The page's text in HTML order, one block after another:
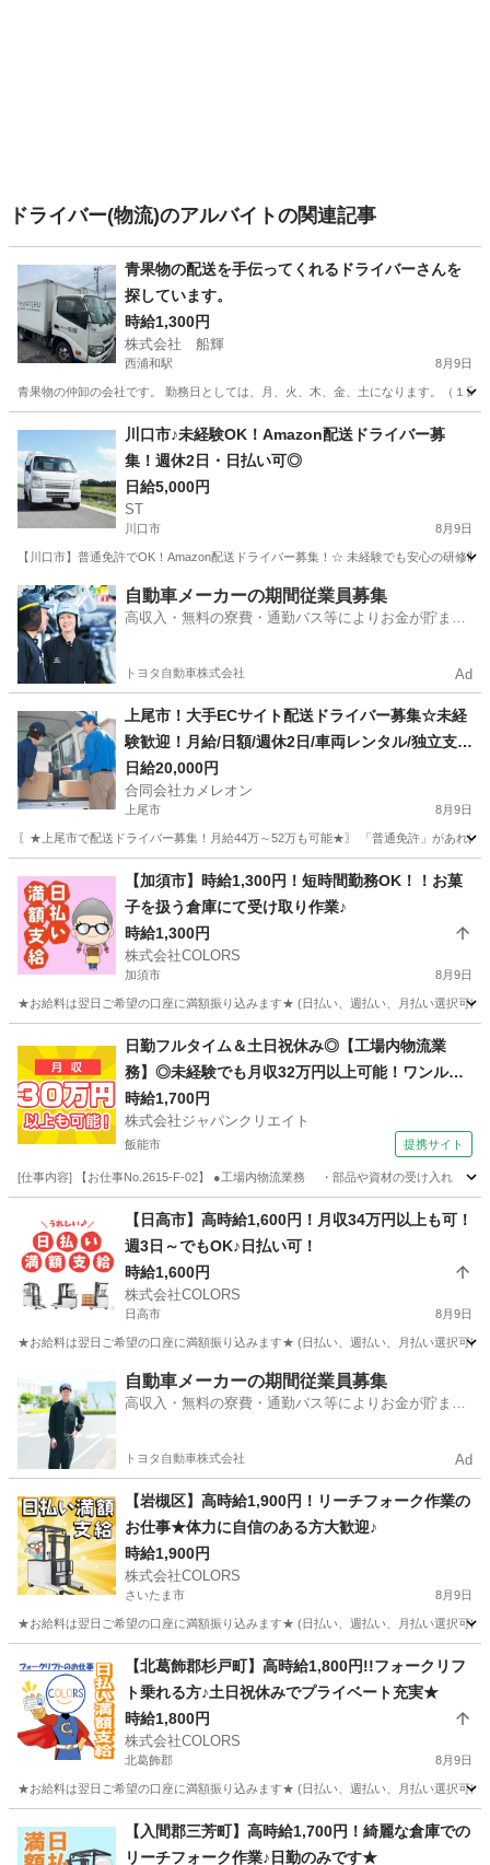
ドライバー(物流)のアルバイトの関連記事
青果物の配送を手伝ってくれるドライバーさんを
探しています。
時給1,300円
株式会社 船輝
西浦和駅 8月9日
青果物の仲卸の会社です。 勤務日としては、月、火、木、金、土になります。（１
さいたま市 西浦和駅 ドライバー 社会福祉法人
川口市♪未経験OK！Amazon配送ドライバー募
集！週休2日・日払い可◎
日給5,000円
ST
川口市 8月9日
【川口市】普通免許でOK！Amazon配送ドライバー募集！☆ 未経験でも安心の研修
埼玉 川口市 ドライバー Amazon
自動車メーカーの期間従業員募集
高収入・無料の寮費・通勤バス等によりお金が貯まり
トヨタ自動車株式会社 Ad
上尾市！大手ECサイト配送ドライバー募集☆未経
験歓迎！月給/日額/週休2日/車両レンタル/独立支援
あ
日給20,000円
合同会社カメレオン
上尾市 8月9日
〖★上尾市で配送ドライバー募集！月給44万～52万も可能★〗 「普通免許」があれば
ドライバー 積み込み
【加須市】時給1,300円！短時間勤務OK！！お菓
子を扱う倉庫にて受け取り作業♪
時給1,300円
株式会社COLORS
加須市 8月9日
★お給料は翌日ご希望の口座に満額振り込みます★ (日払い、週払い、月払い選択可
倉庫 時給
日勤フルタイム＆土日祝休み◎【工場内物流業
務】◎未経験でも月収32万円以上可能！ワンルー
ム寮完備！
時給1,700円
株式会社ジャパンクリエイト
飯能市 提携サイト
[仕事内容] 【お仕事No.2615-F-02】 ●工場内物流業務 ・部品や資材の受け入れ
その他
【日高市】高時給1,600円！月収34万円以上も可！
週3日～でもOK♪日払い可！
時給1,600円
株式会社COLORS
日高市 8月9日
★お給料は翌日ご希望の口座に満額振り込みます★ (日払い、週払い、月払い選択可
倉庫 時給
自動車メーカーの期間従業員募集
高収入・無料の寮費・通勤バス等によりお金が貯まり
トヨタ自動車株式会社 Ad
【岩槻区】高時給1,900円！リーチフォーク作業の
お仕事★体力に自信のある方大歓迎♪
時給1,900円
株式会社COLORS
さいたま市 8月9日
★お給料は翌日ご希望の口座に満額振り込みます★ (日払い、週払い、月払い選択可
さいたま市 倉庫 給料
【北葛飾郡杉戸町】高時給1,800円!!フォークリフ
ト乗れる方♪土日祝休みでプライベート充実★
時給1,800円
株式会社COLORS
北葛飾郡 8月9日
★お給料は翌日ご希望の口座に満額振り込みます★ (日払い、週払い、月払い選択可
物流 時給
【入間郡三芳町】高時給1,700円！綺麗な倉庫での
リーチフォーク作業♪日勤のみです★